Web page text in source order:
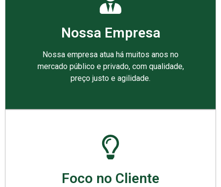
Nossa Empresa
Nossa empresa atua há muitos anos no
mercado público e privado, com qualidade,
preço justo e agilidade.
Foco no Cliente